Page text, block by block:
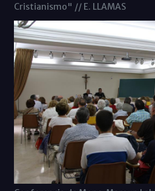
Cristianismo" // E. LLAMAS